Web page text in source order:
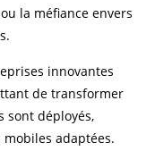
la méfiance envers
innovantes
de transformer
sont déployés,
adaptées.